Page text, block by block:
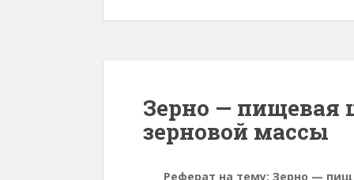
Зерно — пищевая
зерновой массы
Реферат на тему: Зерно —